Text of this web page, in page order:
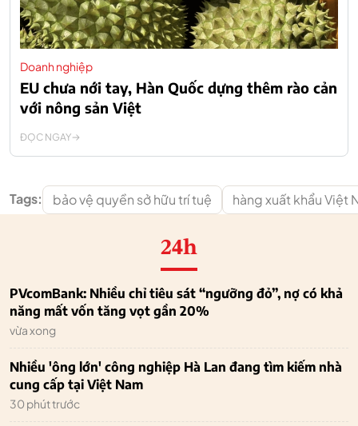
Doanh nghiệp
EU chưa nới tay, Hàn Quốc dựng thêm rào cản
với nông sản Việt
ĐỌC NGAY
Tags: bảo vệ quyền sở hữu trí tuệ hàng xuất khẩu Việt
24h
PVcomBank: Nhiều chỉ tiêu sát “ngưỡng đỏ”, nợ có khả
năng mất vốn tăng vọt gần 20%
vừa xong
Nhiều 'ông lớn' công nghiệp Hà Lan đang tìm kiếm nhà
cung cấp tại Việt Nam
30 phút trước